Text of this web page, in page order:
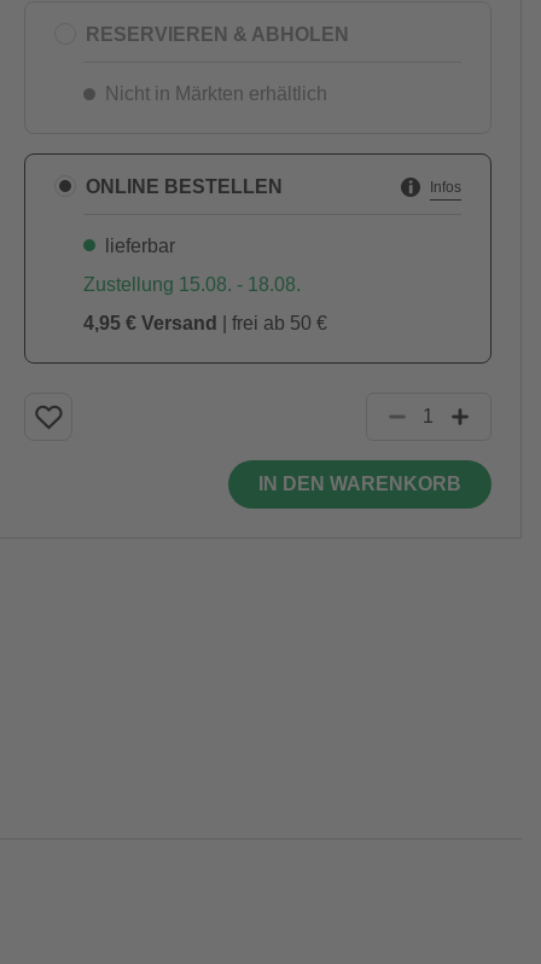
RESERVIEREN & ABHOLEN
Nicht in Märkten erhältlich
ONLINE BESTELLEN Infos
lieferbar
Zustellung 15.08. - 18.08.
4,95 € Versand
| frei ab 50 €
IN DEN WARENKORB